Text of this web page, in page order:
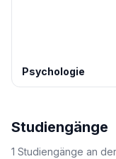
Psychologie
Studiengänge
1 Studiengänge an